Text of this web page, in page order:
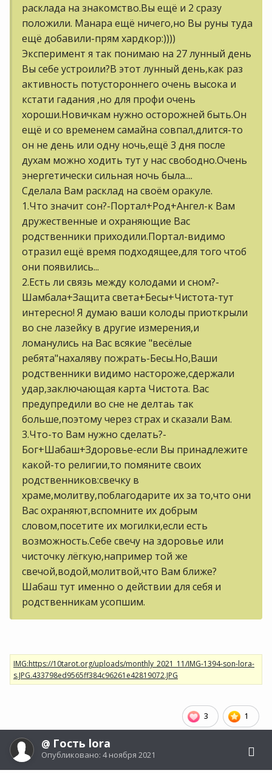
расклада на знакомство.Вы ещё и 2 сразу
положили. Манара ещё ничего,но Вы руны туда
ещё добавили-прям хардкор:))))
Эксперимент я так понимаю на 27 лунный день
Вы себе устроили?В этот лунный день,как раз
активность потустороннего очень высока и
кстати гадания ,но для профи очень
хороши.Новичкам нужно осторожней быть.Он
ещё и со временем самайна совпал,длится-то
он не день или одну ночь,ещё 3 дня после
духам можно ходить тут у нас свободно.Очень
энергетически сильная ночь была....
Сделала Вам расклад на своём оракуле.
1.Что значит сон?-Портал+Род+Ангел-к Вам
дружественные и охраняющие Вас
родственники приходили.Портал-видимо
отразил ещё время подходящее,для того чтоб
они появились...
2.Есть ли связь между колодами и сном?-
Шамбала+Защита света+Бесы+Чистота-тут
интересно! Я думаю ваши колоды приоткрыли
во сне лазейку в другие измерения,и
ломанулись на Вас всякие "весёлые
ребята"нахаляву пожрать-Бесы.Но,Ваши
родственники видимо настороже,сдержали
удар,заключающая карта Чистота. Вас
предупредили во сне не делтаь так
больше,поэтому через страх и сказали Вам.
3.Что-то Вам нужно сделать?-
Бог+Шабаш+Здоровье-если Вы принадлежите
какой-то религии,то помяните своих
родственников:свечку в
храме,молитву,поблагодарите их за то,что они
Вас охраняют,вспомните их добрым
словом,посетите их могилки,если есть
возможность.Себе свечу на здоровье или
чисточку лёгкую,например той же
свечой,водой,молитвой,что Вам ближе?
Шабаш тут именно о действии для себя и
родственникам усопшим.
3 1
@ Гость lora
Опубликовано: 4 ноября 2021